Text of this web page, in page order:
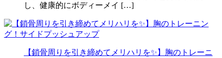
し、健康的にボディーメイ […]
【鎖骨周りを引き締めてメリハリを✨】胸のトレーニ